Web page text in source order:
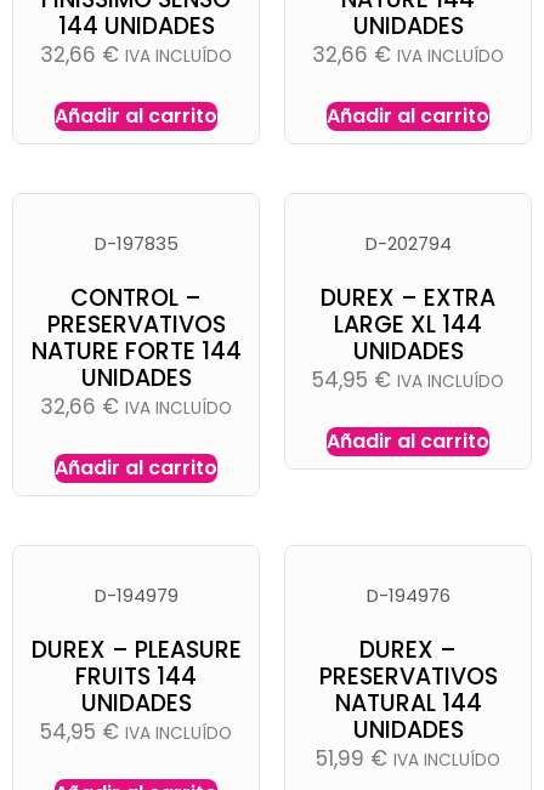
144 UNIDADES
32,66 € IVA INCLUÍDO
Añadir al carrito
UNIDADES
32,66 € IVA INCLUÍDO
Añadir al carrito
D-197835
CONTROL –
PRESERVATIVOS
NATURE FORTE 144
UNIDADES
32,66 € IVA INCLUÍDO
Añadir al carrito
D-202794
DUREX – EXTRA
LARGE XL 144
UNIDADES
54,95 € IVA INCLUÍDO
Añadir al carrito
D-194979
DUREX – PLEASURE
FRUITS 144
UNIDADES
54,95 € IVA INCLUÍDO
D-194976
DUREX –
PRESERVATIVOS
NATURAL 144
UNIDADES
51,99 € IVA INCLUÍDO